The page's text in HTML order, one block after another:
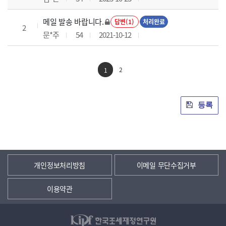
2
메일 발송 바랍니다. 답변(1) 처리완료
문*주 54 2021-10-12
1 2
등록
개인정보처리방침 이메일 무단수집거부
이용약관